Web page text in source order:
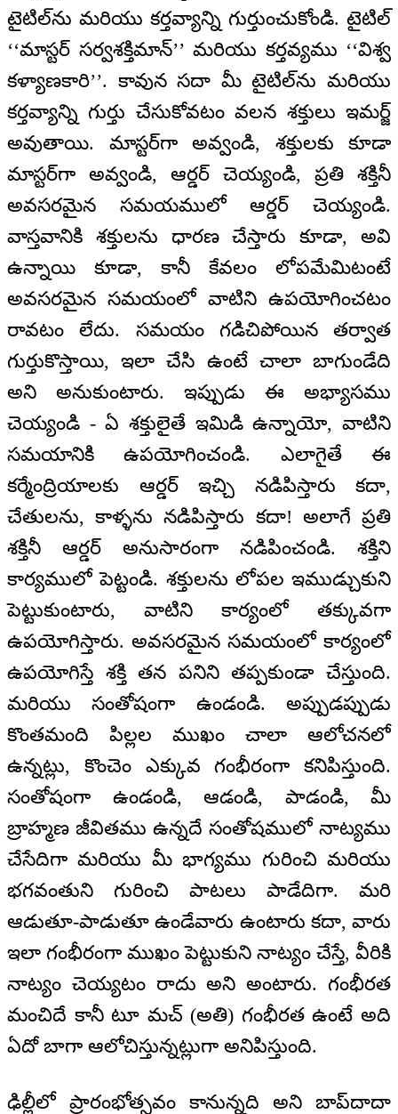
టైటిల్‌ను మరియు కర్తవ్యాన్ని గుర్తుంచుకోండి. టైటిల్
‘‘మాస్టర్ సర్వశక్తిమాన్’’ మరియు కర్తవ్యము ‘‘విశ్వ
కళ్యాణకారి’’. కావున సదా మీ టైటిల్‌ను మరియు
కర్తవ్యాన్ని గుర్తు చేసుకోవటం వలన శక్తులు ఇమర్జ్
అవుతాయి. మాస్టర్‌గా అవ్వండి, శక్తులకు కూడా
మాస్టర్‌గా అవ్వండి, ఆర్డర్ చెయ్యండి, ప్రతి శక్తినీ
అవసరమైన సమయములో ఆర్డర్ చెయ్యండి.
వాస్తవానికి శక్తులను ధారణ చేస్తారు కూడా, అవి
ఉన్నాయి కూడా, కానీ కేవలం లోపమేమిటంటే
అవసరమైన సమయంలో వాటిని ఉపయోగించటం
రావటం లేదు. సమయం గడిచిపోయిన తర్వాత
గుర్తుకొస్తాయి, ఇలా చేసి ఉంటే చాలా బాగుండేది
అని అనుకుంటారు. ఇప్పుడు ఈ అభ్యాసము
చెయ్యండి - ఏ శక్తులైతే ఇమిడి ఉన్నాయో, వాటిని
సమయానికి ఉపయోగించండి. ఎలాగైతే ఈ
కర్మేంద్రియాలకు ఆర్డర్ ఇచ్చి నడిపిస్తారు కదా,
చేతులను, కాళ్ళను నడిపిస్తారు కదా! అలాగే ప్రతి
శక్తినీ ఆర్డర్ అనుసారంగా నడిపించండి. శక్తిని
కార్యములో పెట్టండి. శక్తులను లోపల ఇముడ్చుకుని
పెట్టుకుంటారు, వాటిని కార్యంలో తక్కువగా
ఉపయోగిస్తారు. అవసరమైన సమయంలో కార్యంలో
ఉపయోగిస్తే శక్తి తన పనిని తప్పకుండా చేస్తుంది.
మరియు సంతోషంగా ఉండండి. అప్పుడప్పుడు
కొంతమంది పిల్లల ముఖం చాలా ఆలోచనలో
ఉన్నట్లు, కొంచెం ఎక్కువ గంభీరంగా కనిపిస్తుంది.
సంతోషంగా ఉండండి, ఆడండి, పాడండి, మీ
బ్రాహ్మణ జీవితము ఉన్నదే సంతోషములో నాట్యము
చేసేదిగా మరియు మీ భాగ్యము గురించి మరియు
భగవంతుని గురించి పాటలు పాడేదిగా. మరి
ఆడుతూ-పాడుతూ ఉండేవారు ఉంటారు కదా, వారు
ఇలా గంభీరంగా ముఖం పెట్టుకుని నాట్యం చేస్తే, వీరికి
నాట్యం చెయ్యటం రాదు అని అంటారు. గంభీరత
మంచిదే కానీ టూ మచ్ (అతి) గంభీరత ఉంటే అది
ఏదో బాగా ఆలోచిస్తున్నట్లుగా అనిపిస్తుంది.
ఢిల్లీలో ప్రారంభోత్సవం కానున్నది అని బాప్‌దాదా